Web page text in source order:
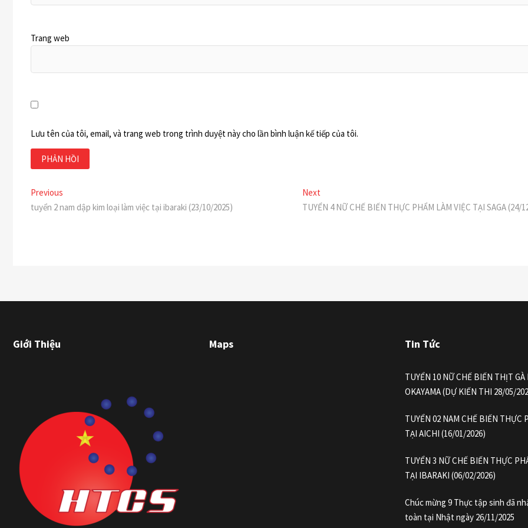
Trang web
Lưu tên của tôi, email, và trang web trong trình duyệt này cho lần bình luận kế tiếp của tôi.
Điều
hướng
Previous
post:
tuyển 2 nam dập kim loại làm việc tại ibaraki (23/10/2025)
Next
post:
TUYỂN 4 NỮ CHẾ BIẾN THỰC PHẨM LÀM VIỆC TẠI SAGA (24/
Giới Thiệu Maps Tin Tức
TUYỂN 10 NỮ CHẾ BIẾN THỊT GÀ
OKAYAMA (DỰ KIẾN THI 28/05/
TUYỂN 02 NAM CHẾ BIẾN THỰC
TẠI AICHI (16/01/2026)
TUYỂN 3 NỮ CHẾ BIẾN THỰC
TẠI IBARAKI (06/02/2026)
Chúc mừng 9 Thực tập sinh đã
toàn tại Nhật ngày 26/11/2025